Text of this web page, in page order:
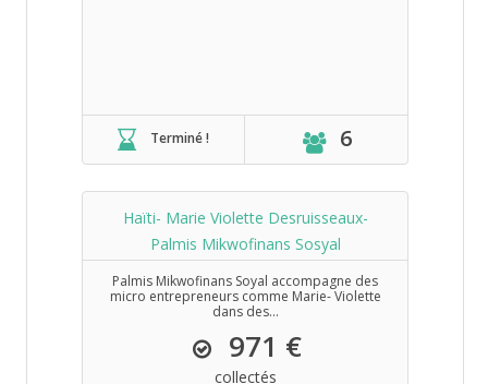
Terminé ! 6
Haïti- Marie Violette Desruisseaux-
Palmis Mikwofinans Sosyal
Palmis Mikwofinans Soyal accompagne des
micro entrepreneurs comme Marie- Violette
dans des...
971 €
collectés